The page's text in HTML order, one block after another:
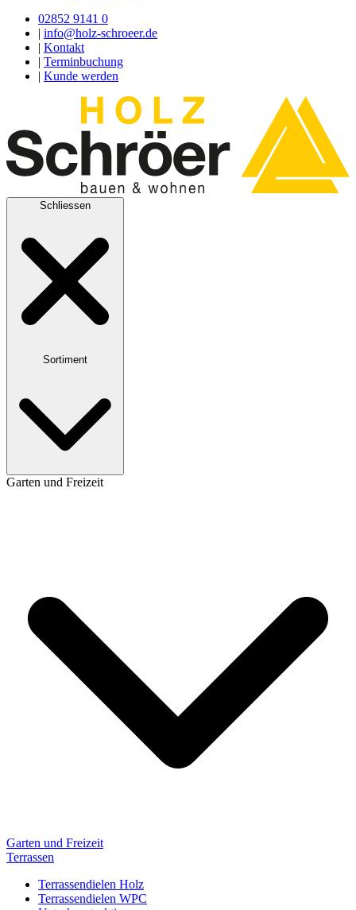
02852 9141 0
info@holz-schroeer.de
Kontakt
Terminbuchung
Kunde werden
Schliessen
Sortiment
Garten und Freizeit
Garten und Freizeit
Terrassen
Terrassendielen Holz
Terrassendielen WPC